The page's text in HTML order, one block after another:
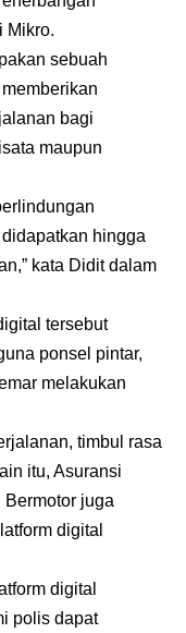
Mikro.
sebuah
bagi
maupun
hingga
kata Didit dalam
tersebut
ponsel pintar,
melakukan
timbul rasa
itu, Asuransi
juga
digital
digital
polis dapat